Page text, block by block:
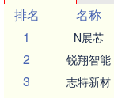
排名
名称
1
N展芯
2 锐翔智能
3 志特新材